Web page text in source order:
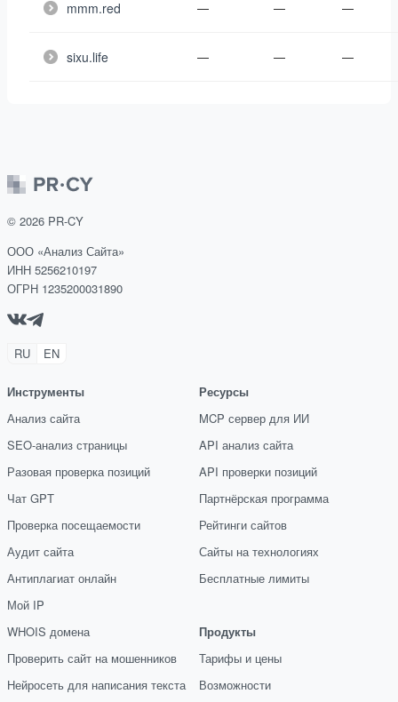
mmm.red — — —
sixu.life — — —
© 2026 PR-CY
ООО «Анализ Сайта»
ИНН 5256210197
ОГРН 1235200031890
RU EN
Инструменты
Анализ сайта
SEO-анализ страницы
Разовая проверка позиций
Чат GPT
Проверка посещаемости
Аудит сайта
Антиплагиат онлайн
Мой IP
WHOIS домена
Проверить сайт на мошенников
Нейросеть для написания текста
Ресурсы
MCP сервер для ИИ
API анализ сайта
API проверки позиций
Партнёрская программа
Рейтинги сайтов
Сайты на технологиях
Бесплатные лимиты
Продукты
Тарифы и цены
Возможности